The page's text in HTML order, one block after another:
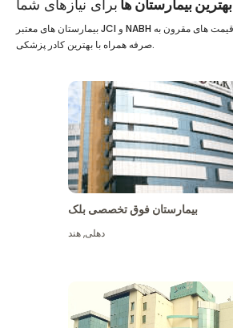
بهترین بیمارستان ها برای نیازهای شما
بیمارستان های معتبر JCI و NABH با امکانات پیشرفته با قیمت های مقرون به
صرفه همراه با بهترین کادر پزشکی.
بیمارستان فوق تخصصی بلک
دهلی,هند